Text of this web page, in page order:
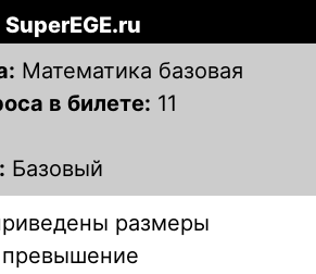
SuperEGE.ru
Математика базовая
в билете: 11
Базовый
размеры